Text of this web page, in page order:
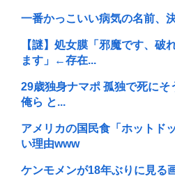
一番かっこいい病気の名前、
【謎】処女膜「邪魔です、破
ます」←存在...
29歳独身ナマポ 孤独で死にそ
俺ら と...
アメリカの国民食「ホットド
い理由www
ケンモメンが18年ぶりに見る